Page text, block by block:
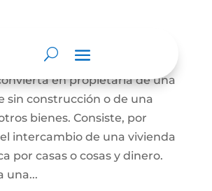
contratos para que una
en propietaria de una
sin construcción o de una
bienes. Consiste, por
intercambio de una vivienda
por casas o cosas y dinero.
una...